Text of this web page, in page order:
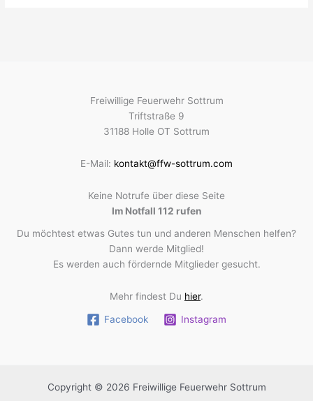
Freiwillige Feuerwehr Sottrum
Triftstraße 9
31188 Holle OT Sottrum
E-Mail: kontakt@ffw-sottrum.com
Keine Notrufe über diese Seite
Im Notfall 112 rufen
Du möchtest etwas Gutes tun und anderen Menschen helfen?
Dann werde Mitglied!
Es werden auch fördernde Mitglieder gesucht.
Mehr findest Du hier.
Facebook Instagram
Copyright © 2026 Freiwillige Feuerwehr Sottrum